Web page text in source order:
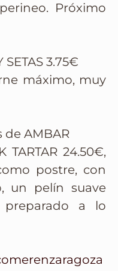
Próximo
SETAS 3.75€
máximo, muy
de AMBAR
TARTAR 24.50€,
postre, con
un pelín suave
preparado a lo